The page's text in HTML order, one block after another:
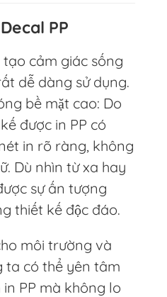
PP
tạo cảm giác sống
dễ dàng sử dụng.
bề mặt cao: Do
được in PP có
in rõ ràng, không
Dù nhìn từ xa hay
sự ấn tượng
thiết kế độc đáo.
môi trường và
ta có thể yên tâm
PP mà không lo